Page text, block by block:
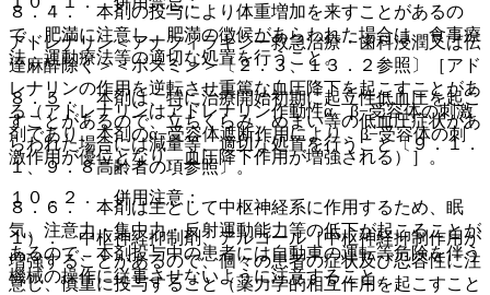
アドレナリン＜アナフィラキシー救急治療・歯科浸潤又は伝
達麻酔除く＞＜ボスミン＞〔２．３、１３．２参照〕［アド
レナリンの作用を逆転させ重篤な血圧降下を起こすことがあ
る（アドレナリンはアドレナリン作動性α、β−受容体の刺激
剤であり、本剤のα−受容体遮断作用により、β−受容体の刺
激作用が優位となり、血圧降下作用が増強される）］。
１０．２． 併用注意：
１）． 中枢神経抑制剤、アルコール［中枢神経抑制作用が
増強することがあるので、個々の患者の症状及び忍容性に注
意し、慎重に投与すること（薬力学的相互作用を起こすこと
８．４． 本剤の投与により体重増加を来すことがあるの
で、肥満に注意し、肥満の徴候があらわれた場合は、食事療
法、運動療法等の適切な処置を行うこと。
８．５． 本剤は、特に治療開始初期に起立性低血圧を起こ
すことがあるので、立ちくらみ、めまい等の低血圧症状があ
らわれた場合には減量等、適切な処置を行うこと〔９．１．
１、９．８高齢者の項参照〕。
８．６． 本剤は主として中枢神経系に作用するため、眠
気、注意力・集中力・反射運動能力等の低下が起こることが
あるので、本剤投与中の患者には自動車の運転等危険を伴う
機械の操作に従事させないように注意すること。